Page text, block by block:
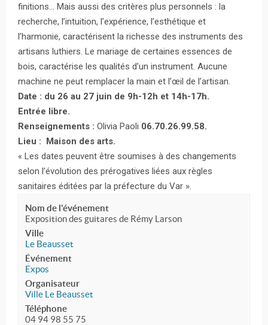
finitions… Mais aussi des critères plus personnels : la
recherche, l’intuition, l’expérience, l’esthétique et
l’harmonie, caractérisent la richesse des instruments des
artisans luthiers. Le mariage de certaines essences de
bois, caractérise les qualités d’un instrument. Aucune
machine ne peut remplacer la main et l’œil de l’artisan.
Date : du 26 au 27 juin de 9h-12h et 14h-17h.
Entrée libre.
Renseignements : Olivia Paoli 06.70.26.99.58.
Lieu : Maison des arts.
« Les dates peuvent être soumises à des changements
selon l’évolution des prérogatives liées aux règles
sanitaires éditées par la préfecture du Var ».
Nom de l'événement
Exposition des guitares de Rémy Larson
Ville
Le Beausset
Événement
Expos
Organisateur
Ville Le Beausset
Téléphone
04 94 98 55 75